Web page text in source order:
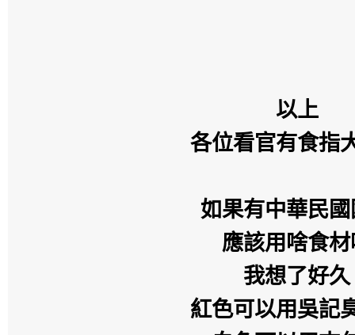
以上
各位看官有食指
如果有中華民
應該用啥食
我想了好久
紅色可以用吳記